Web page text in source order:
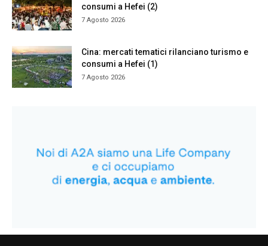
consumi a Hefei (2)
7 Agosto 2026
Cina: mercati tematici rilanciano turismo e
consumi a Hefei (1)
7 Agosto 2026